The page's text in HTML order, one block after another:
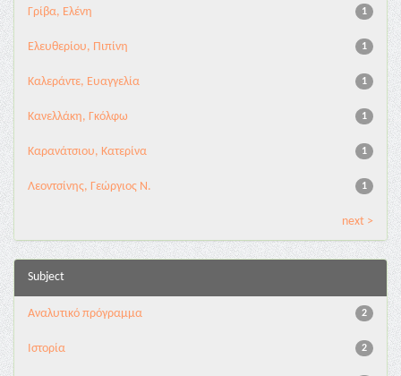
1
Γρίβα, Ελένη
1
Ελευθερίου, Πιπίνη
1
Καλεράντε, Ευαγγελία
1
Κανελλάκη, Γκόλφω
1
Καρανάτσιου, Κατερίνα
1
Λεοντσίνης, Γεώργιος Ν.
next >
Subject
2
Αναλυτικό πρόγραμμα
2
Ιστορία